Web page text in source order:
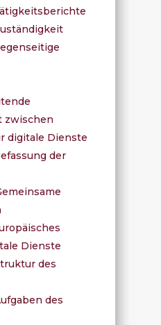
zwischen
digitale Dienste
der
Dienste
des
des